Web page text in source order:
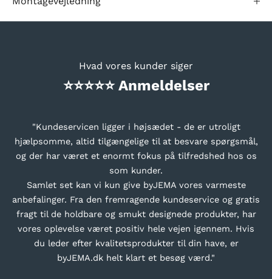
245 kr
Læder forklæde med byJEMA logo
Rotisseri for CUBY bålgrill 80 x 80
2.645 kr
Udekøkken bord cortenstål CUBY
3.645 kr
Udekøkken med vaskmodul CUBY i
cortenstål 80 x 80 x 80 cm
Hvad vores kunder siger
⭐⭐⭐⭐⭐ Anmeldelser
"Kundeservicen ligger i højsædet - de er utroligt
hjælpsomme, altid tilgængelige til at besvare spørgsmål,
og der har været et enormt fokus på tilfredshed hos os
som kunder.
Samlet set kan vi kun give byJEMA vores varmeste
anbefalinger. Fra den fremragende kundeservice og gratis
fragt til de holdbare og smukt designede produkter, har
vores oplevelse været positiv hele vejen igennem. Hvis
du leder efter kvalitetsprodukter til din have, er
byJEMA.dk helt klart et besøg værd."